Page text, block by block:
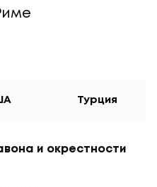
Турция
и окрестности